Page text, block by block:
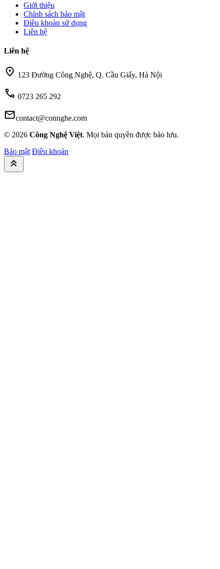
Giới thiệu
Chính sách bảo mật
Điều khoản sử dụng
Liên hệ
Liên hệ
location_on 123 Đường Công Nghệ, Q. Cầu Giấy, Hà Nội
call 0723 265 292
mailcontact@connghe.com
© 2026 Công Nghệ Việt. Mọi bản quyền được bảo lưu.
Bảo mật Điều khoản
keyboard_double_arrow_up